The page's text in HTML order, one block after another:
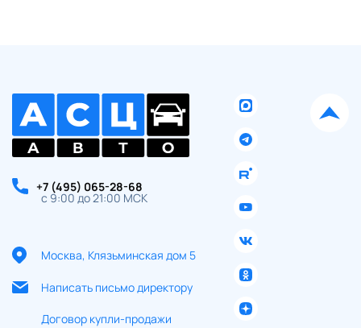
+7 (495) 065-28-68
с 9:00 до 21:00 МСК
Москва, Клязьминская дом 5
Написать письмо директору
Договор купли-продажи